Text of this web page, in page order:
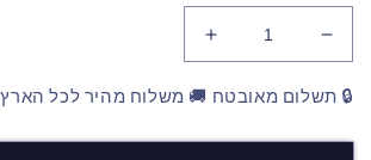
🔒 תשלום מאובטח 🚚 משלוח מהיר לכל הארץ